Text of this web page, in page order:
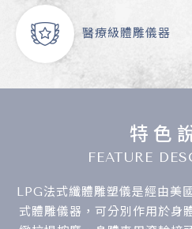
醫療級體雕儀器
特色
FEATURE
LPG法式纖體雕塑儀是經由美
式體雕儀器，可分別作用於身